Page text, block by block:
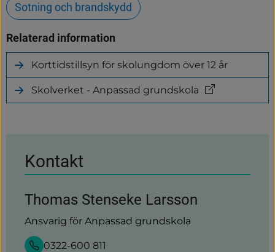
Sotning och brandskydd
Relaterad information
Korttidstillsyn för skolungdom över 12 år
Skolverket - Anpassad grundskola
(länk
till
Kontakt
Thomas Stenseke Larsson
Ansvarig för Anpassad grundskola
0322-600 811